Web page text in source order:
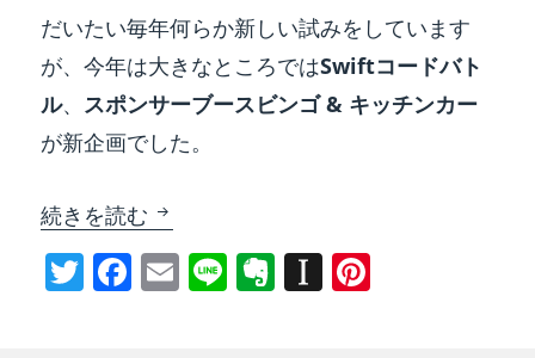
だいたい毎年何らか新しい試みをしています
が、今年は大きなところではSwiftコードバト
ル、 スポンサーブースビンゴ & キッチンカー
が新企画でした。
続きを読む iOSDC Japan 2024を主催した
T F E Li E In